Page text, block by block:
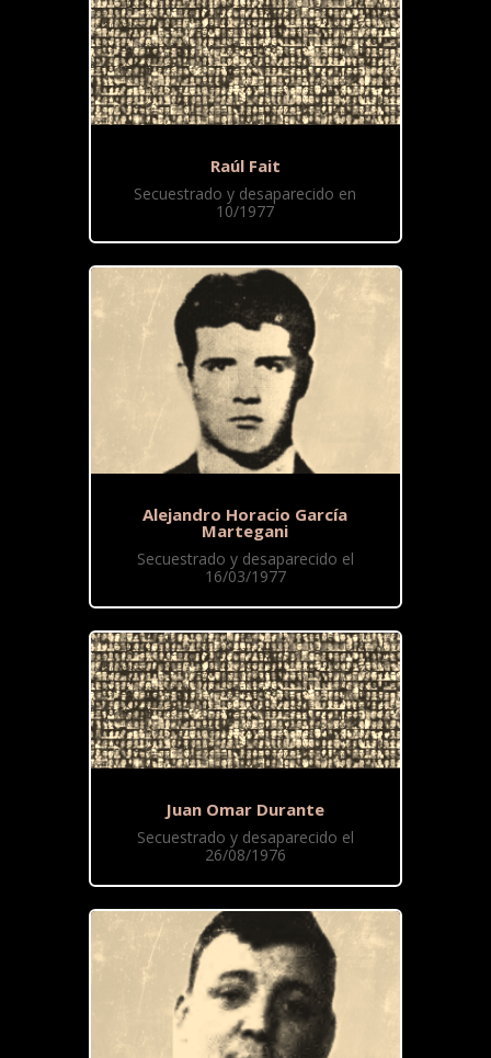
Raúl Fait
Secuestrado y desaparecido en
10/1977
Alejandro Horacio García
Martegani
Secuestrado y desaparecido el
16/03/1977
Juan Omar Durante
Secuestrado y desaparecido el
26/08/1976